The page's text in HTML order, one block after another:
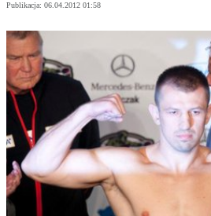
Publikacja: 06.04.2012 01:58